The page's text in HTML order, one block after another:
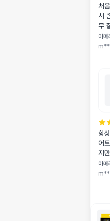
처
서
무
아메
항
어
지
아메